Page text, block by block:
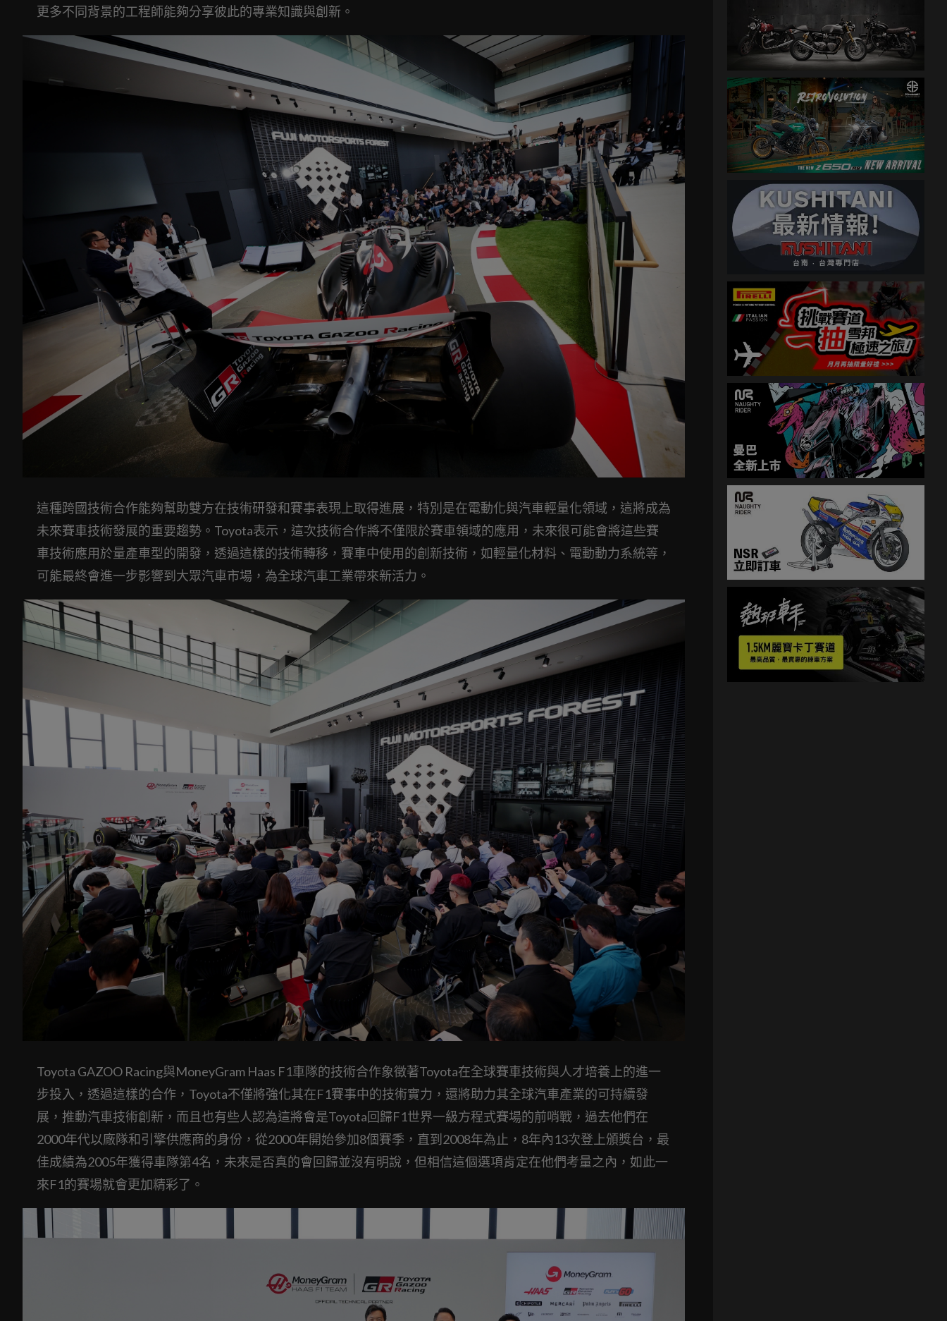
更多不同背景的工程師能夠分享彼此的專業知識與創新。
這種跨國技術合作能夠幫助雙方在技術研發和賽事表現上取得進展，特別是在電動化與汽車輕量化領域，這將成為
未來賽車技術發展的重要趨勢。Toyota表示，這次技術合作將不僅限於賽車領域的應用，未來很可能會將這些賽
車技術應用於量產車型的開發，透過這樣的技術轉移，賽車中使用的創新技術，如輕量化材料、電動動力系統等，
可能最終會進一步影響到大眾汽車市場，為全球汽車工業帶來新活力。
Toyota GAZOO Racing與MoneyGram Haas F1車隊的技術合作象徵著Toyota在全球賽車技術與人才培養上的進一
步投入，透過這樣的合作，Toyota不僅將強化其在F1賽事中的技術實力，還將助力其全球汽車產業的可持續發
展，推動汽車技術創新，而且也有些人認為這將會是Toyota回歸F1世界一級方程式賽場的前哨戰，過去他們在
2000年代以廠隊和引擎供應商的身份，從2000年開始參加8個賽季，直到2008年為止，8年內13次登上頒獎台，最
佳成績為2005年獲得車隊第4名，未來是否真的會回歸並沒有明說，但相信這個選項肯定在他們考量之內，如此一
來F1的賽場就會更加精彩了。